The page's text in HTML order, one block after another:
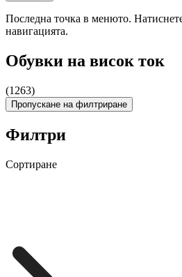
Последна точка в менюто.
навигацията.
Обувки на висок ток
(1263)
Пропускане на филтриране
Филтри
Сортиране